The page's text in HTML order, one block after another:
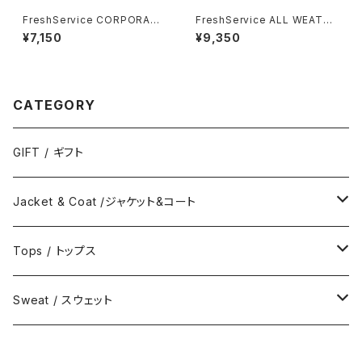
FreshService CORPORATE
CAP
¥7,150
FreshService ALL WEATHE
R SHORTS
¥9,350
CATEGORY
GIFT / ギフト
Jacket & Coat /ジャケット&コート
Jacket / ジャケット
Coat / コート
Tops / トップス
Shirts / シャツ
Sweat / スウェット